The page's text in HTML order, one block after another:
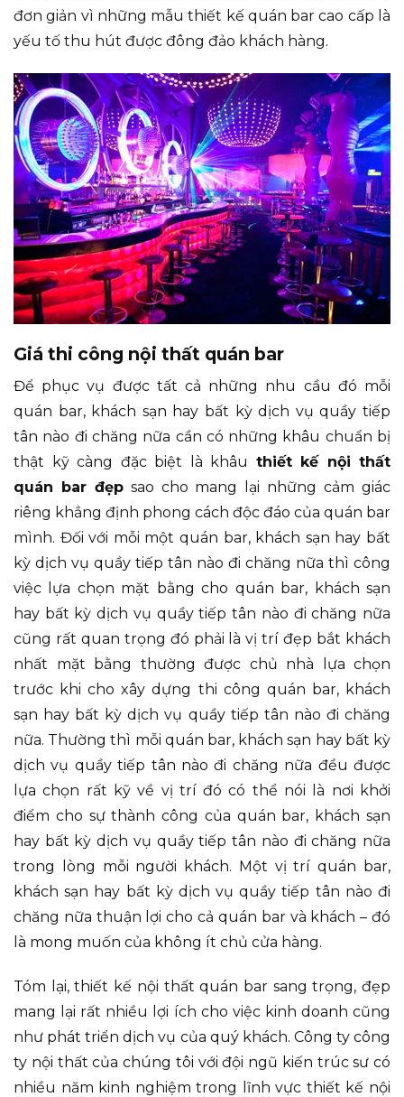
đơn giản vì những mẫu thiết kế quán bar cao cấp là
yếu tố thu hút được đông đảo khách hàng.
Giá thi công nội thất quán bar
Để phục vụ được tất cả những nhu cầu đó mỗi
quán bar, khách sạn hay bất kỳ dịch vụ quầy tiếp
tân nào đi chăng nữa cần có những khâu chuẩn bị
thật kỹ càng đặc biệt là khâu thiết kế nội thất
quán bar đẹpsao cho mang lại những cảm giác
riêng khẳng định phong cách độc đáo của quán bar
mình. Đối với mỗi một quán bar, khách sạn hay bất
kỳ dịch vụ quầy tiếp tân nào đi chăng nữa thì công
việc lựa chọn mặt bằng cho quán bar, khách sạn
hay bất kỳ dịch vụ quầy tiếp tân nào đi chăng nữa
cũng rất quan trọng đó phải là vị trí đẹp bắt khách
nhất mặt bằng thường được chủ nhà lựa chọn
trước khi cho xây dựng thi công quán bar, khách
sạn hay bất kỳ dịch vụ quầy tiếp tân nào đi chăng
nữa. Thường thì mỗi quán bar, khách sạn hay bất kỳ
dịch vụ quầy tiếp tân nào đi chăng nữa đều được
lựa chọn rất kỹ về vị trí đó có thể nói là nơi khởi
điểm cho sự thành công của quán bar, khách sạn
hay bất kỳ dịch vụ quầy tiếp tân nào đi chăng nữa
trong lòng mỗi người khách. Một vị trí quán bar,
khách sạn hay bất kỳ dịch vụ quầy tiếp tân nào đi
chăng nữa thuận lợi cho cả quán bar và khách – đó
là mong muốn của không ít chủ cửa hàng.
Tóm lại, thiết kế nội thất quán bar sang trọng, đẹp
mang lại rất nhiều lợi ích cho việc kinh doanh cũng
như phát triển dịch vụ của quý khách. Công ty công
ty nội thất của chúng tôi với đội ngũ kiến trúc sư có
nhiều năm kinh nghiệm trong lĩnh vực thiết kế nội